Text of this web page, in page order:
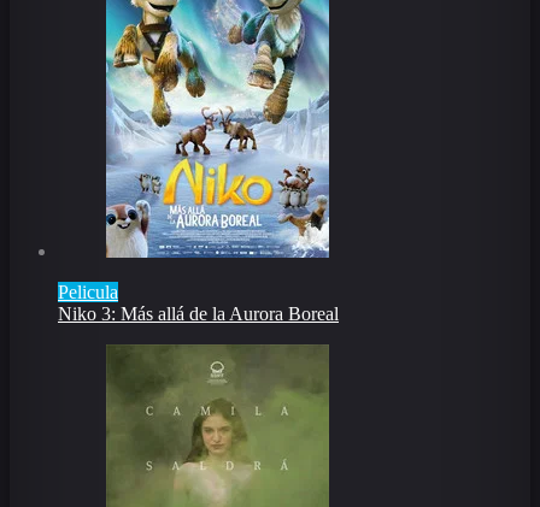
Pelicula
Niko 3: Más allá de la Aurora Boreal